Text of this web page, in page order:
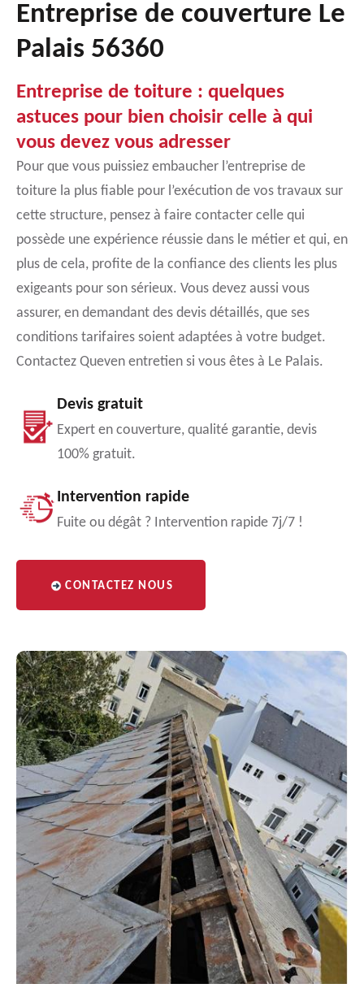
Entreprise de couverture Le
Palais 56360
Entreprise de toiture : quelques
astuces pour bien choisir celle à qui
vous devez vous adresser
Pour que vous puissiez embaucher l’entreprise de
toiture la plus fiable pour l’exécution de vos travaux sur
cette structure, pensez à faire contacter celle qui
possède une expérience réussie dans le métier et qui, en
plus de cela, profite de la confiance des clients les plus
exigeants pour son sérieux. Vous devez aussi vous
assurer, en demandant des devis détaillés, que ses
conditions tarifaires soient adaptées à votre budget.
Contactez Queven entretien si vous êtes à Le Palais.
Devis gratuit
Expert en couverture, qualité garantie, devis
100% gratuit.
Intervention rapide
Fuite ou dégât ? Intervention rapide 7j/7 !
CONTACTEZ NOUS